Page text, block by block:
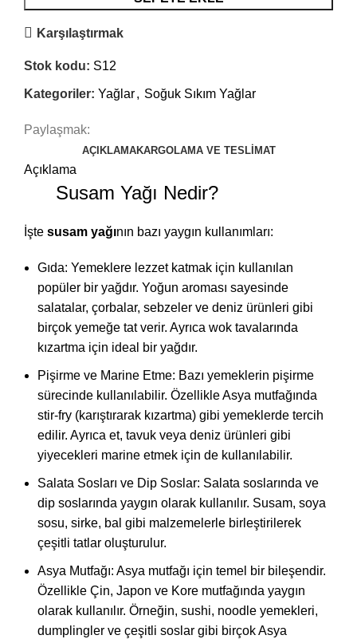
Karşılaştırmak
Stok kodu: S12
Kategoriler: Yağlar, Soğuk Sıkım Yağlar
Paylaşmak:
AÇIKLAMAKARGOLAMA VE TESLIMAT
Açıklama
Susam Yağı Nedir?
İşte susam yağının bazı yaygın kullanımları:
Gıda: Yemeklere lezzet katmak için kullanılan
popüler bir yağdır. Yoğun aroması sayesinde
salatalar, çorbalar, sebzeler ve deniz ürünleri gibi
birçok yemeğe tat verir. Ayrıca wok tavalarında
kızartma için ideal bir yağdır.
Pişirme ve Marine Etme: Bazı yemeklerin pişirme
sürecinde kullanılabilir. Özellikle Asya mutfağında
stir-fry (karıştırarak kızartma) gibi yemeklerde tercih
edilir. Ayrıca et, tavuk veya deniz ürünleri gibi
yiyecekleri marine etmek için de kullanılabilir.
Salata Sosları ve Dip Soslar: Salata soslarında ve
dip soslarında yaygın olarak kullanılır. Susam, soya
sosu, sirke, bal gibi malzemelerle birleştirilerek
çeşitli tatlar oluşturulur.
Asya Mutfağı: Asya mutfağı için temel bir bileşendir.
Özellikle Çin, Japon ve Kore mutfağında yaygın
olarak kullanılır. Örneğin, sushi, noodle yemekleri,
dumplingler ve çeşitli soslar gibi birçok Asya